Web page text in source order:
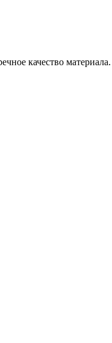
качество